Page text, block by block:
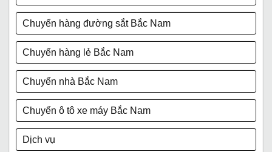
Chuyển hàng đường sắt Bắc Nam
Chuyển hàng lẻ Bắc Nam
Chuyển nhà Bắc Nam
Chuyển ô tô xe máy Bắc Nam
Dịch vụ